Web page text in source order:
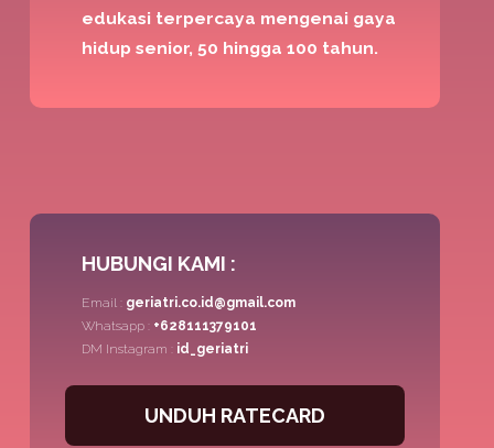
edukasi terpercaya mengenai gaya
hidup senior, 50 hingga 100 tahun.
HUBUNGI KAMI :
Email : geriatri.co.id@gmail.com
Whatsapp : +628111379101
DM Instagram : id_geriatri
UNDUH RATECARD